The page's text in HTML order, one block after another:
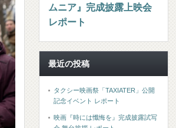
ムニア』完成披露上映会
レポート
最近の投稿
タクシー映画祭「TAXIATER」公開
記念イベント レポート
映画『時には懺悔を』完成披露試写